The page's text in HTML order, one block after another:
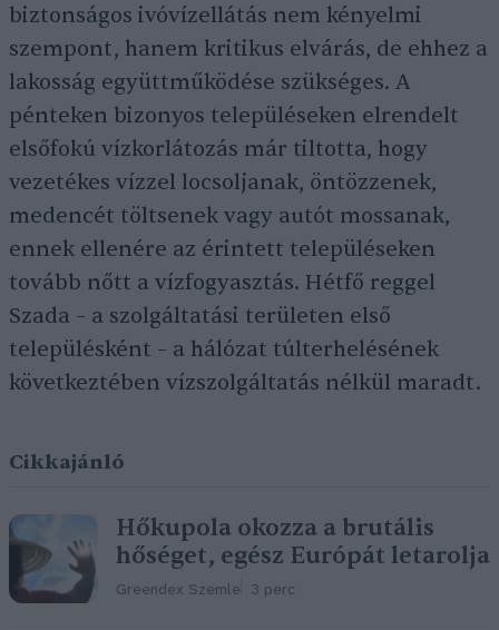
biztonságos ivóvízellátás nem kényelmi
szempont, hanem kritikus elvárás, de ehhez a
lakosság együttműködése szükséges. A
pénteken bizonyos településeken elrendelt
elsőfokú vízkorlátozás már tiltotta, hogy
vezetékes vízzel locsoljanak, öntözzenek,
medencét töltsenek vagy autót mossanak,
ennek ellenére az érintett településeken
tovább nőtt a vízfogyasztás. Hétfő reggel
Szada – a szolgáltatási területen első
településként – a hálózat túlterhelésének
következtében vízszolgáltatás nélkül maradt.
Cikkajánló
Hőkupola okozza a brutális
hőséget, egész Európát letarolja
Greendex Szemle 3 perc